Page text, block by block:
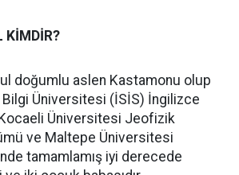
KİMDİR?
doğumlu aslen Kastamonu olup
Üniversitesi (İSİS) İngilizce
Kocaeli Üniversitesi Jeofizik
ve Maltepe Üniversitesi
tamamlamış iyi derecede